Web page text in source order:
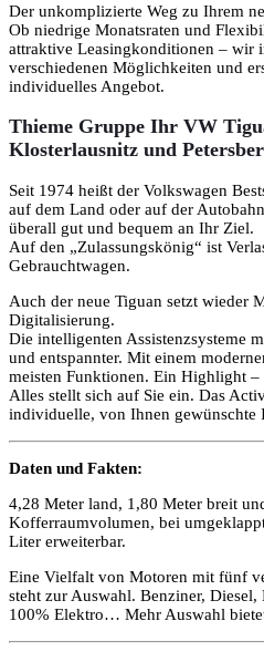
Der unkomplizierte Weg zu Ihrem
Ob niedrige Monatsraten und
attraktive Leasingkonditionen – wir
verschiedenen Möglichkeiten und
individuelles Angebot.
Thieme Gruppe Ihr VW
Klosterlausnitz und
Seit 1974 heißt der Volkswagen
auf dem Land oder auf der
überall gut und bequem an Ihr Ziel.
Auf den „Zulassungskönig“ ist
Gebrauchtwagen.
Auch der neue Tiguan setzt wieder
Digitalisierung.
Die intelligenten Assistenzsysteme
und entspannter. Mit einem
meisten Funktionen. Ein Highlight
Alles stellt sich auf Sie ein. Das
individuelle, von Ihnen
Daten und Fakten:
4,28 Meter land, 1,80 Meter breit
Kofferraumvolumen, bei
Liter erweiterbar.
Eine Vielfalt von Motoren mit fünf
steht zur Auswahl. Benziner,
100% Elektro… Mehr Auswahl